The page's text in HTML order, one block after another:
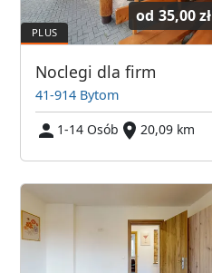
od 35,00 zł
Noclegi dla firm
41-914 Bytom
1-14 Osób
20,09 km